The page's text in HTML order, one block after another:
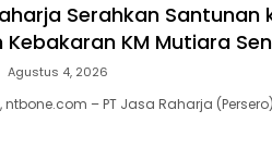
Serahkan Santunan
Kebakaran KM Mutiara
Agustus 4, 2026
ntbone.com – PT Jasa Raharja